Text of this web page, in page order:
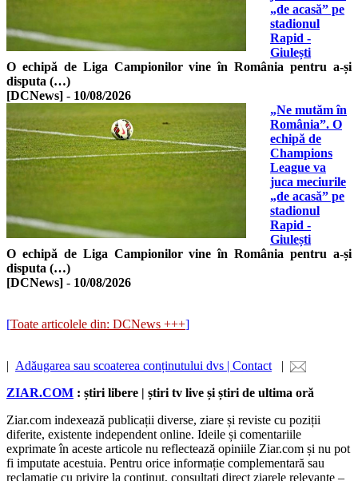
„de acasă” pe
stadionul
Rapid -
Giulești
O echipă de Liga Campionilor vine în România pentru a-și
disputa (…)
[DCNews] - 10/08/2026
„Ne mutăm în
România”. O
echipă de
Champions
League va
juca meciurile
„de acasă” pe
stadionul
Rapid -
Giulești
O echipă de Liga Campionilor vine în România pentru a-și
disputa (…)
[DCNews] - 10/08/2026
[Toate articolele din: DCNews +++]
| Adăugarea sau scoaterea conținutului dvs | Contact |
ZIAR.COM : știri libere | știri tv live și știri de ultima oră
Ziar.com indexează publicații diverse, ziare și reviste cu poziții
diferite, existente independent online. Ideile și comentariile
exprimate în aceste articole nu reflectează opiniile Ziar.com și nu pot
fi imputate acestuia. Pentru orice informație complementară sau
reclamație cu privire la conținut, consultați direct ziarele relevante –